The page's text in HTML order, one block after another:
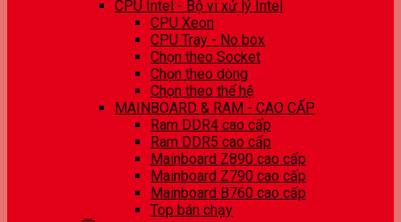
CPU Intel - Bộ vi xử lý Intel
CPU Xeon
CPU Tray - No box
Chọn theo Socket
Chọn theo dòng
Chọn theo thế hệ
MAINBOARD & RAM - CAO CẤP
Ram DDR4 cao cấp
Ram DDR5 cao cấp
Mainboard Z890 cao cấp
Mainboard Z790 cao cấp
Mainboard B760 cao cấp
Top bán chạy